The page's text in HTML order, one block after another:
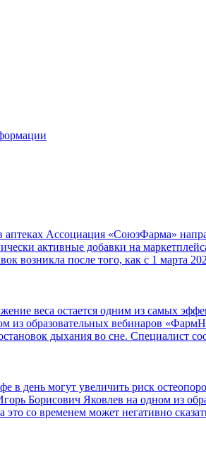
Ассоциация «СоюзФарма»
активные добавки на
возникла после того, как с 1 марта
веса остается одним из самых
из образовательных вебинаров
дыхания во сне. Специалист
в день могут увеличить риск
Борисович Яковлев на одном из
со временем может негативно